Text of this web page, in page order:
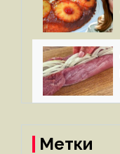
Метки